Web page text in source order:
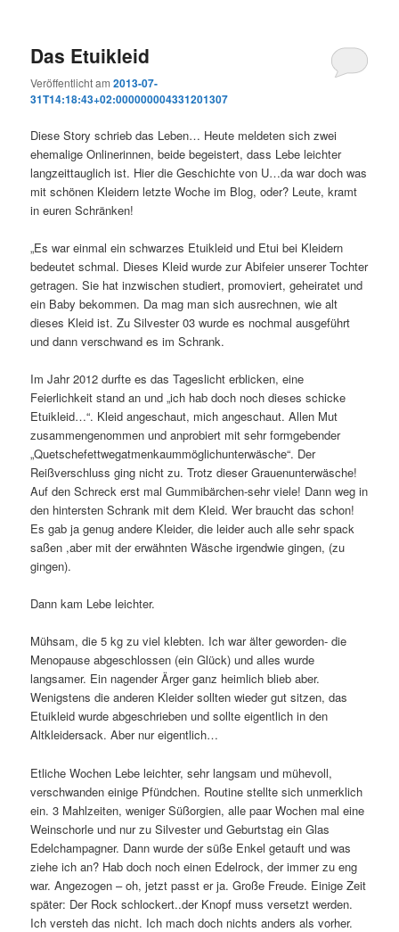
Das Etuikleid
Veröffentlicht am2013-07-
31T14:18:43+02:000000004331201307
Diese Story schrieb das Leben… Heute meldeten sich zwei
ehemalige Onlinerinnen, beide begeistert, dass Lebe leichter
langzeittauglich ist. Hier die Geschichte von U…da war doch was
mit schönen Kleidern letzte Woche im Blog, oder? Leute, kramt
in euren Schränken!
„Es war einmal ein schwarzes Etuikleid und Etui bei Kleidern
bedeutet schmal. Dieses Kleid wurde zur Abifeier unserer Tochter
getragen. Sie hat inzwischen studiert, promoviert, geheiratet und
ein Baby bekommen. Da mag man sich ausrechnen, wie alt
dieses Kleid ist. Zu Silvester 03 wurde es nochmal ausgeführt
und dann verschwand es im Schrank.
Im Jahr 2012 durfte es das Tageslicht erblicken, eine
Feierlichkeit stand an und „ich hab doch noch dieses schicke
Etuikleid…“. Kleid angeschaut, mich angeschaut. Allen Mut
zusammengenommen und anprobiert mit sehr formgebender
„Quetschefettwegatmenkaummöglichunterwäsche“. Der
Reißverschluss ging nicht zu.Trotz dieser Grauenunterwäsche!
Auf den Schreck erst mal Gummibärchen-sehr viele! Dann weg in
den hintersten Schrank mit dem Kleid. Wer braucht das schon!
Es gab ja genug andere Kleider, die leider auch alle sehr spack
saßen ,aber mit der erwähnten Wäsche irgendwie gingen, (zu
gingen).
Dann kam Lebe leichter.
Mühsam, die 5 kg zu viel klebten. Ich war älter geworden- die
Menopause abgeschlossen (ein Glück) und alles wurde
langsamer. Ein nagender Ärger ganz heimlich blieb aber.
Wenigstens die anderen Kleider sollten wieder gut sitzen, das
Etuikleid wurde abgeschrieben und sollte eigentlich in den
Altkleidersack. Aber nur eigentlich…
Etliche Wochen Lebe leichter, sehr langsam und mühevoll,
verschwanden einige Pfündchen. Routine stellte sich unmerklich
ein. 3 Mahlzeiten, weniger Süßorgien, alle paar Wochen mal eine
Weinschorle und nur zu Silvester und Geburtstag ein Glas
Edelchampagner. Dann wurde der süße Enkel getauft und was
ziehe ich an? Hab doch noch einen Edelrock, der immer zu eng
war. Angezogen – oh, jetzt passt er ja. Große Freude. Einige Zeit
später: Der Rock schlockert..der Knopf muss versetzt werden.
Ich versteh das nicht. Ich mach doch nichts anders als vorher.